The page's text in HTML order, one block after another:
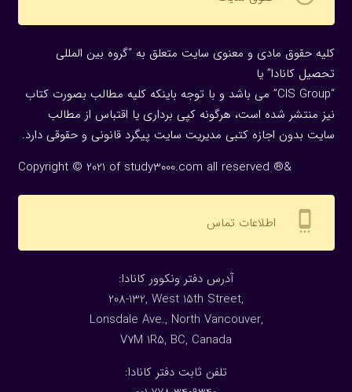
کلیه حقوق مادی و معنوی سایت متعلق به “گروه بین المللی
تحصیل کانادا” یا
“CIS Group” می باشد و با توجه باینکه کلیه مطالب بصورت کتاب
نیز منتشر شده است، هرگونه كپی برداری یا اقتباس از مطالب
سایت بدون اجازه كتبی مدیریت سایت پیگرد قانونی و حقوقی دارد.
Copyright © 2021 of study3000.com all reserved ®&
settings_cell اطلاعات تماس
:آدرس دفتر ونکوور کانادا
208-132, West 15th Street,
Lonsdale Ave., North Vancouver,
V7M 1R5, BC, Canada
:تلفن ثابت دفتر کانادا